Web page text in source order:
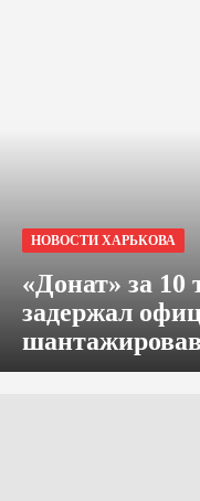
НОВОСТИ ХАРЬКОВА
«Донат» за
задержал